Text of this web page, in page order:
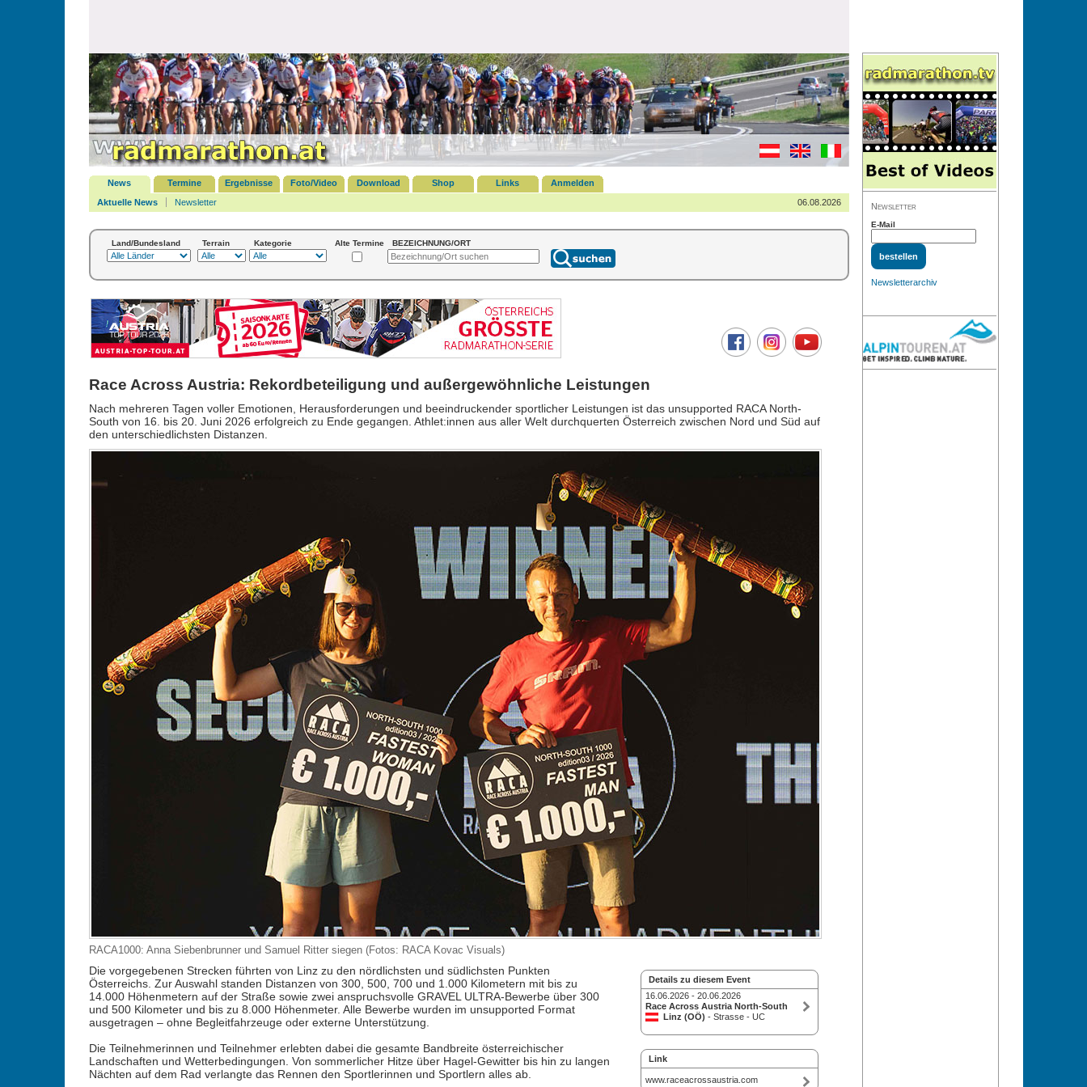
News Termine Ergebnisse Foto/Video Download Shop Links
Anmelden
Aktuelle News
Newsletter 06.08.2026
Land/Bundesland Terrain Kategorie Alte Termine BEZEICHNUNG/ORT
Race Across Austria: Rekordbeteiligung und außergewöhnliche Leistungen
Nach mehreren Tagen voller Emotionen, Herausforderungen und beeindruckender sportlicher Leistungen ist das unsupported RACA North-
South von 16. bis 20. Juni 2026 erfolgreich zu Ende gegangen. Athlet:innen aus aller Welt durchquerten Österreich zwischen Nord und Süd auf
den unterschiedlichsten Distanzen.
RACA1000: Anna Siebenbrunner und Samuel Ritter siegen (Fotos: RACA Kovac Visuals)
Details zu diesem Event
16.06.2026 - 20.06.2026
Race Across Austria North-South
Linz (OÖ) - Strasse - UC
Link
www.raceacrossaustria.com
Die vorgegebenen Strecken führten von Linz zu den nördlichsten und südlichsten Punkten
Österreichs. Zur Auswahl standen Distanzen von 300, 500, 700 und 1.000 Kilometern mit bis zu
14.000 Höhenmetern auf der Straße sowie zwei anspruchsvolle GRAVEL ULTRA-Bewerbe über 300
und 500 Kilometer und bis zu 8.000 Höhenmeter. Alle Bewerbe wurden im unsupported Format
ausgetragen – ohne Begleitfahrzeuge oder externe Unterstützung.
Die Teilnehmerinnen und Teilnehmer erlebten dabei die gesamte Bandbreite österreichischer
Landschaften und Wetterbedingungen. Von sommerlicher Hitze über Hagel-Gewitter bis hin zu langen
Nächten auf dem Rad verlangte das Rennen den Sportlerinnen und Sportlern alles ab.
Newsletter
E-Mail
Newsletterarchiv